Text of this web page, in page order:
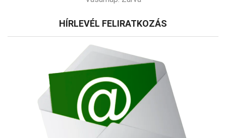
HÍRLEVÉL FELIRATKOZÁS